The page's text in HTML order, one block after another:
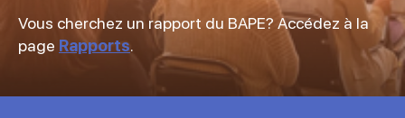
Vous cherchez un rapport du BAPE? Accédez à la
page Rapports.